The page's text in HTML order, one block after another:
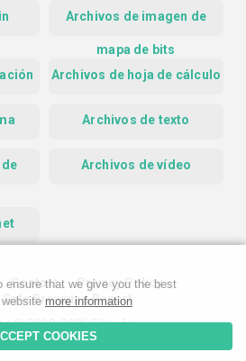
Archivos de imagen de
mapa de bits
Archivos de hoja de cálculo
Archivos de texto
Archivos de vídeo
Contact
Privacy Policy
Browsing Report
© 2019-2026 FileInfo
ensure that we give you the best
more information
COOKIES